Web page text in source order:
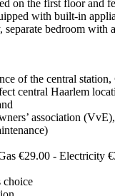
on the first floor and
with built-in
separate bedroom with
of the central
central Haarlem
association
€29.00 - Electricity
choice